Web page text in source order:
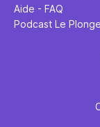
Aide - FAQ
Podcast Le